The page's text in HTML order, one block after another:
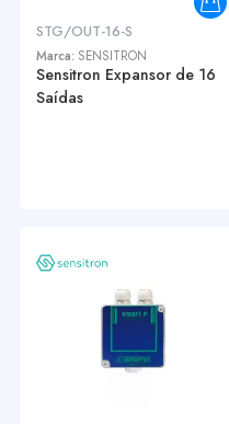
STG/OUT-16-S
Marca: SENSITRON
Sensitron Expansor de 16
Saídas